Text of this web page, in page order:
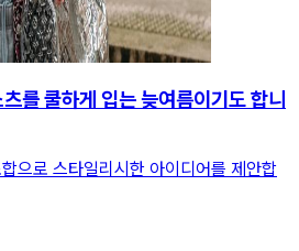
를 쿨하게 입는 늦여름이기도 합니
으로 스타일리시한 아이디어를 제안합